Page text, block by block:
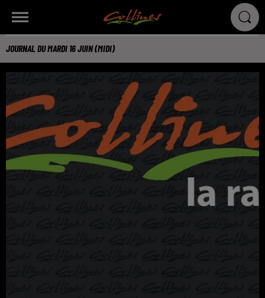
JOURNAL DU MARDI 16 JUIN (MIDI)